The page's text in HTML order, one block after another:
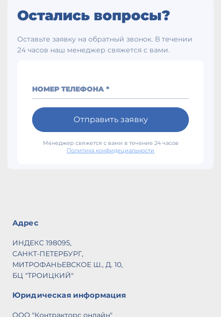
Остались вопросы?
Оставьте заявку на обратный звонок. В течении
24 часов наш менеджер свяжется с вами.
НОМЕР ТЕЛЕФОНА *
Отправить заявку
Менеджер свяжется с вами в течение 24 часов
Политика конфидециальности
Адрес
ИНДЕКС 198095,
САНКТ-ПЕТЕРБУРГ,
МИТРОФАНЬЕВСКОЕ Ш., Д. 10,
БЦ "ТРОИЦКИЙ"
Юридическая информация
ООО "Контракторс онлайн"